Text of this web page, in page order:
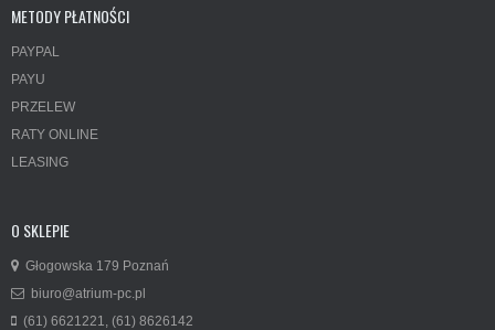
METODY PŁATNOŚCI
PAYPAL
PAYU
PRZELEW
RATY ONLINE
LEASING
O SKLEPIE
Głogowska 179 Poznań
biuro@atrium-pc.pl
(61) 6621221, (61) 8626142